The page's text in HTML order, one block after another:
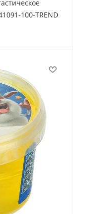
100-TREND